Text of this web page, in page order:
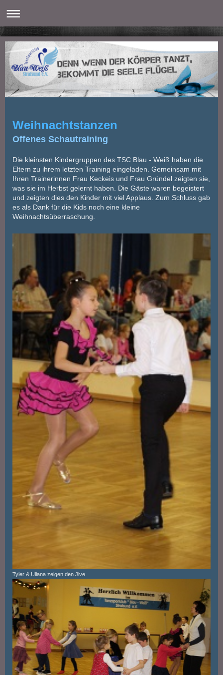
Weihnachtstanzen
Offenes Schautraining
Die kleinsten Kindergruppen des TSC Blau - Weiß haben die
Eltern zu ihrem letzten Training eingeladen. Gemeinsam mit
Ihren Trainerinnen Frau Keckeis und Frau Gründel zeigten sie,
was sie im Herbst gelernt haben. Die Gäste waren begeistert
und zeigten dies den Kinder mit viel Applaus. Zum Schluss gab
es als Dank für die Kids noch eine kleine
Weihnachtsüberraschung.
Tyler & Uliana zeigen den Jive